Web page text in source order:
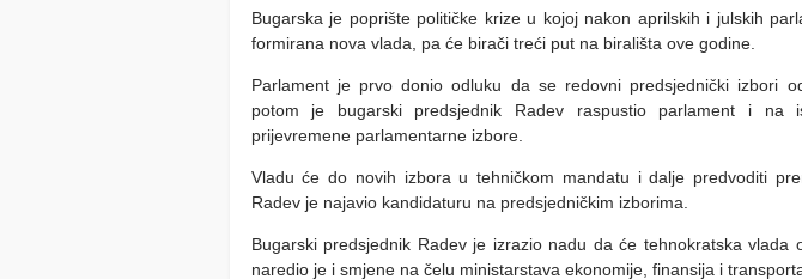
Bugarska je poprište političke krize u kojoj nakon aprilskih i julskih
formirana nova vlada, pa će birači treći put na birališta ove godine.
Parlament je prvo donio odluku da se redovni predsjednički izbori
potom je bugarski predsjednik Radev raspustio parlament i na
prijevremene parlamentarne izbore.
Vladu će do novih izbora u tehničkom mandatu i dalje predvoditi
Radev je najavio kandidaturu na predsjedničkim izborima.
Bugarski predsjednik Radev je izrazio nadu da će tehnokratska vlada
naredio je i smjene na čelu ministarstava ekonomije, finansija i